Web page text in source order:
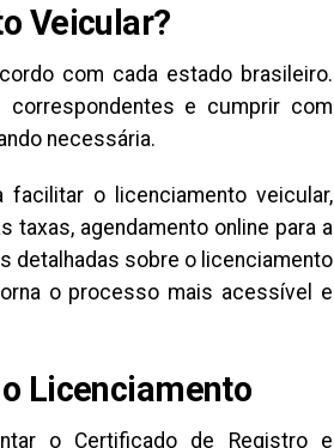
Veicular?
com cada estado brasileiro.
correspondentes e cumprir com
necessária.
o licenciamento veicular,
taxas, agendamento online para a
detalhadas sobre o licenciamento
o processo mais acessível e
Licenciamento
o Certificado de Registro e